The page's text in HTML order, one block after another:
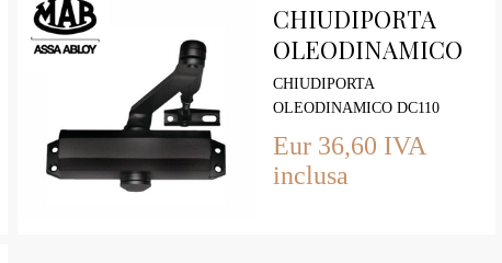
CHIUDIPORTA
OLEODINAMICO
DC110 ASSA
ABLOY Forza 2-4
con Fermo
CHIUDIPORTA
OLEODINAMICO DC110
Eur 36,60 IVA
inclusa